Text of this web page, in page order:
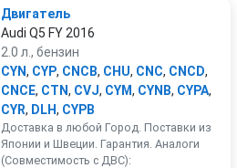
Двигатель
Audi Q5 FY 2016
2.0 л., бензин
CYN, CYP, CNCB, CHU, CNC, CNCD,
CNCE, CTN, CVJ, CYM, CYNB, CYPA,
CYR, DLH, CYPB
Доставка в любой Город. Поставки из
Японии и Швеции. Гарантия. Аналоги
(Совместимость с ДВС):